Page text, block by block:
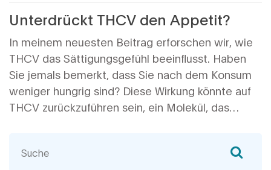
Unterdrückt THCV den Appetit?
In meinem neuesten Beitrag erforschen wir, wie
THCV das Sättigungsgefühl beeinflusst. Haben
Sie jemals bemerkt, dass Sie nach dem Konsum
weniger hungrig sind? Diese Wirkung könnte auf
THCV zurückzuführen sein, ein Molekül, das
gesunde Lebensstile interessieren, werden Sie